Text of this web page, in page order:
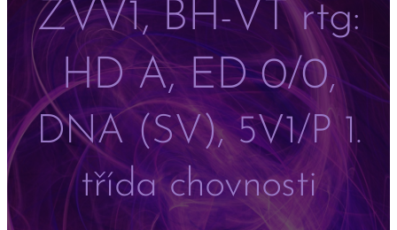
ZVV1, BH-VT rtg:
HD A, ED 0/0,
DNA (SV), 5V1/P 1.
třída chovnosti